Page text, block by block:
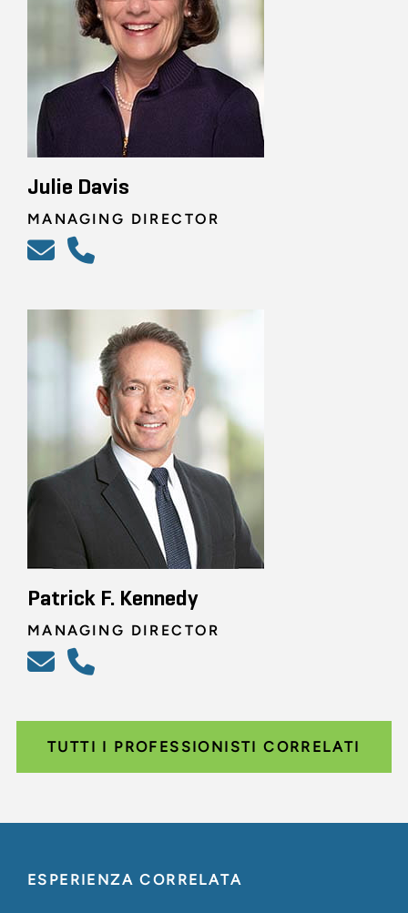
Julie Davis
MANAGING DIRECTOR
Patrick F. Kennedy
MANAGING DIRECTOR
TUTTI I PROFESSIONISTI CORRELATI
ESPERIENZA CORRELATA